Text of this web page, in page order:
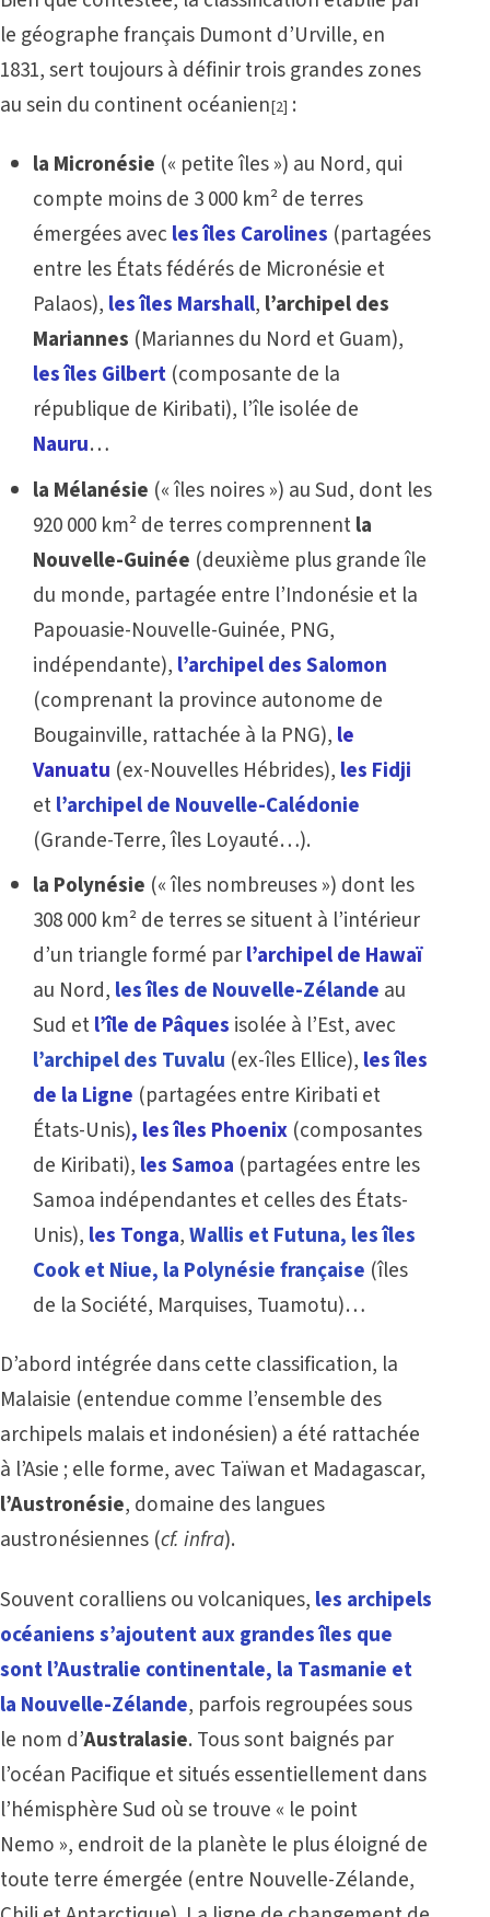
le géographe français Dumont d’Urville, en
1831, sert toujours à définir trois grandes zones
au sein du continent océanien[2] :
la Micronésie (« petite îles ») au Nord, qui
compte moins de 3 000 km² de terres
émergées avec les îles Carolines (partagées
entre les États fédérés de Micronésie et
Palaos), les îles Marshall, l’archipel des
Mariannes (Mariannes du Nord et Guam),
les îles Gilbert (composante de la
république de Kiribati), l’île isolée de
Nauru…
la Mélanésie (« îles noires ») au Sud, dont les
920 000 km² de terres comprennentla
Nouvelle-Guinée (deuxième plus grande île
du monde, partagée entre l’Indonésie et la
Papouasie-Nouvelle-Guinée, PNG,
indépendante), l’archipel des Salomon
(comprenant la province autonome de
Bougainville, rattachée à la PNG), le
Vanuatu (ex-Nouvelles Hébrides), les Fidji
etl’archipel de Nouvelle-Calédonie
(Grande-Terre, îles Loyauté…).
la Polynésie (« îles nombreuses ») dont les
308 000 km² de terres se situent à l’intérieur
d’un triangle formé parl’archipel de Hawaï
au Nord, les îles de Nouvelle-Zélande au
Sud etl’île de Pâques isolée à l’Est, avec
l’archipel des Tuvalu (ex-îles Ellice), les îles
de la Ligne (partagées entre Kiribati et
États-Unis), les îles Phoenix (composantes
de Kiribati), les Samoa (partagées entre les
Samoa indépendantes et celles des États-
Unis), les Tonga,Wallis et Futuna, les îles
Cook et Niue, la Polynésie française (îles
de la Société, Marquises, Tuamotu)…
D’abord intégrée dans cette classification, la
Malaisie (entendue comme l’ensemble des
archipels malais et indonésien) a été rattachée
à l’Asie ; elle forme, avec Taïwan et Madagascar,
l’Austronésie, domaine des langues
austronésiennes (cf.infra).
Souvent coralliens ou volcaniques, les archipels
océaniens s’ajoutent aux grandes îles que
sont l’Australie continentale, la Tasmanie et
la Nouvelle-Zélande, parfois regroupées sous
le nom d’Australasie. Tous sont baignés par
l’océan Pacifique et situés essentiellement dans
l’hémisphère Sud où se trouve « le point
Nemo », endroit de la planète le plus éloigné de
toute terre émergée (entre Nouvelle-Zélande,